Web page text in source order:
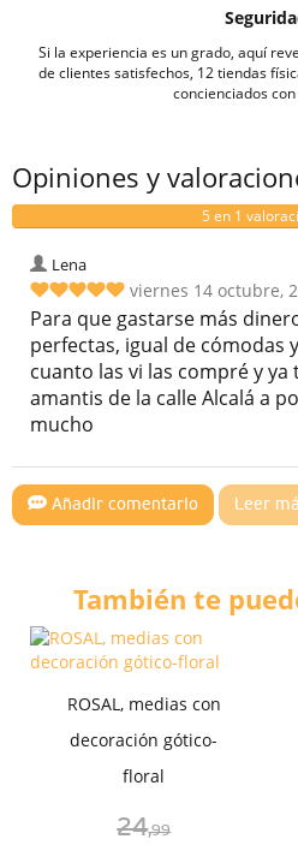
Si la experiencia es un grado, aquí
de clientes satisfechos, 12 tiendas
concienciados
Opiniones y
5 en 1
Lena
viernes 14 octubre,
Para que gastarse más
perfectas, igual de cómodas
cuanto las vi las compré y ya
amantis de la calle Alcalá a
mucho
Añadir comentario Leer
También te
ROSAL, medias con
decoración gótico-
floral
24,99